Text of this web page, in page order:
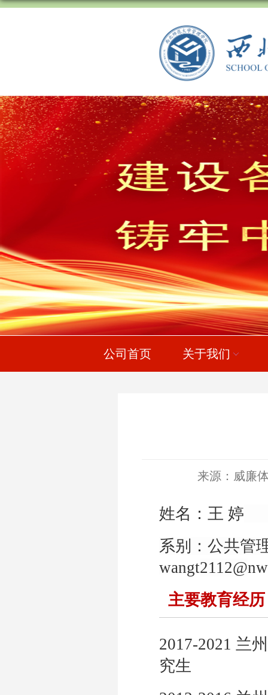
公司首页 关于我们
来源：威廉
姓名：王 婷
系别：公共管
wangt2112@
主要教育经
2017-2021 兰
究生